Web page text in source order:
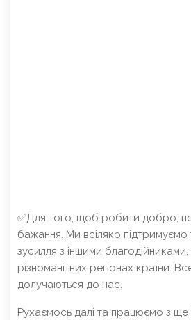
✅Для того, щоб робити добро,
бажання. Ми всіляко підтримуємо
зусилля з іншими благодійниками,
різноманітних регіонах країни.
долучаються до нас.
Рухаємось далі та працюємо з